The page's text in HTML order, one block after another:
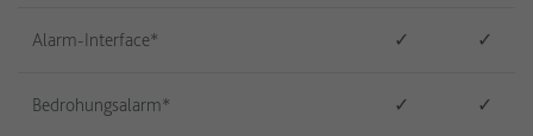
Alarm-Interface* ✓ ✓
Bedrohungsalarm* ✓ ✓